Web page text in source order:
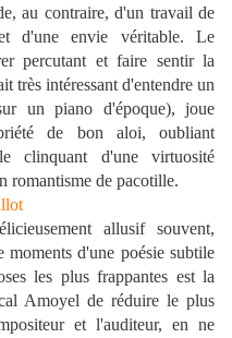
au contraire, d'un travail de
d'une envie véritable. Le
percutant et faire sentir la
très intéressant d'entendre un
un piano d'époque), joue
de bon aloi, oubliant
clinquant d'une virtuosité
romantisme de pacotille.
allusif souvent,
d'une poésie subtile
les plus frappantes est la
Amoyel de réduire le plus
et l'auditeur, en ne